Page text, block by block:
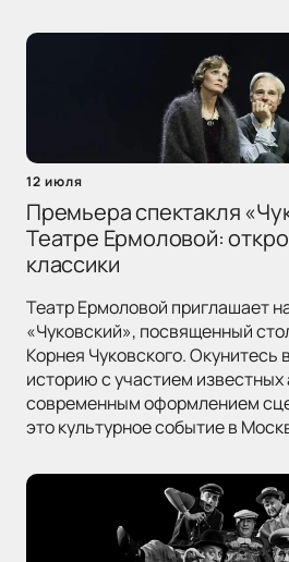
12 июля
Премьера спектакля
Театре Ермоловой:
классики
Театр Ермоловой приглашает
«Чуковский», посвященный
Корнея Чуковского. Окунитесь
историю с участием известных
современным оформлением
это культурное событие в